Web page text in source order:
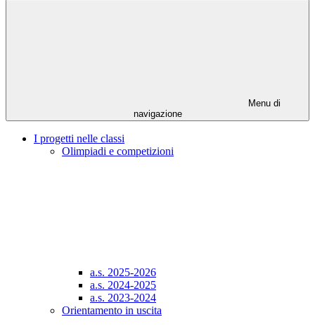
Menu di
navigazione
I progetti nelle classi
Olimpiadi e competizioni
a.s. 2025-2026
a.s. 2024-2025
a.s. 2023-2024
Orientamento in uscita